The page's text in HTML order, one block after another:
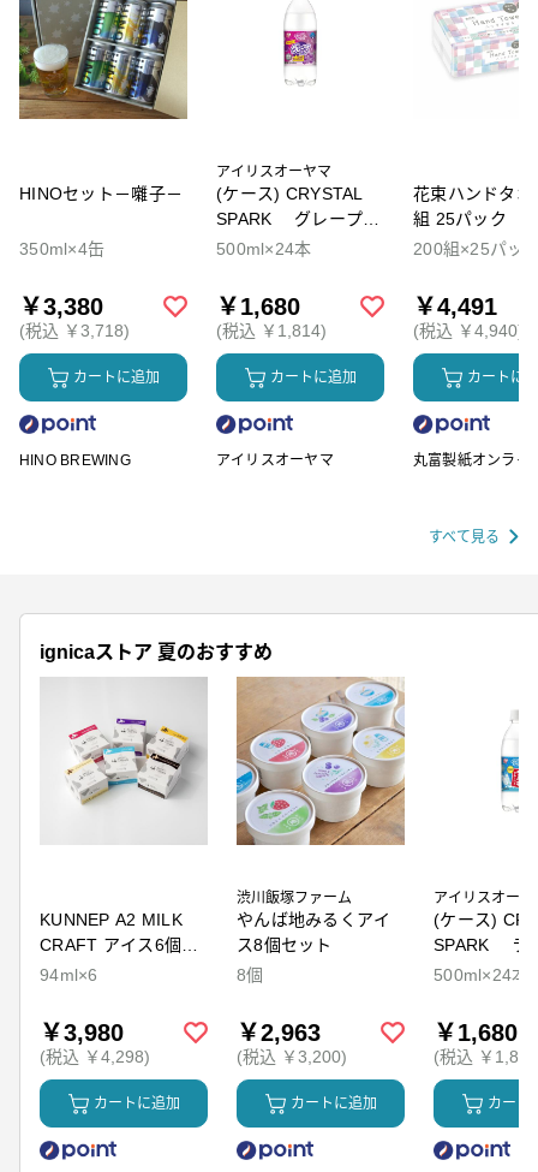
HINOセット－囃子－
350ml×4缶
￥3,380
(税込 ￥3,718)
カートに追加
HINO BREWING
アイリスオーヤマ
(ケース) CRYSTAL
SPARK グレープソ
ーダ
500ml×24本
￥1,680
(税込 ￥1,814)
カートに追加
アイリスオーヤマ
花束ハンドタオ
組 25パック
200組×25パッ
￥4,491
(税込 ￥4,940)
カートに
丸富製紙オンライ
すべて見る
ignicaストア 夏のおすすめ
KUNNEP A2 MILK
CRAFT アイス6個セ
ット
94ml×6
￥3,980
(税込 ￥4,298)
カートに追加
渋川飯塚ファーム
やんば地みるくアイ
ス8個セット
8個
￥2,963
(税込 ￥3,200)
カートに追加
アイリスオーヤ
(ケース)
SPARK ラ
500ml×24本
￥1,680
(税込 ￥
カート